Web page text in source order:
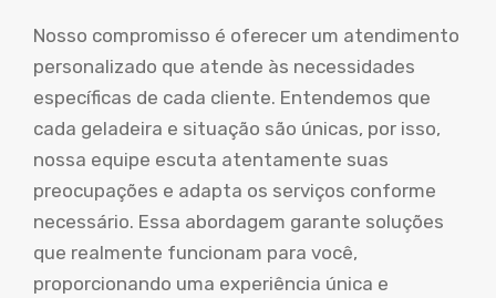
Nosso compromisso é oferecer um atendimento
personalizado que atende às necessidades
específicas de cada cliente. Entendemos que
cada geladeira e situação são únicas, por isso,
nossa equipe escuta atentamente suas
preocupações e adapta os serviços conforme
necessário. Essa abordagem garante soluções
que realmente funcionam para você,
proporcionando uma experiência única e